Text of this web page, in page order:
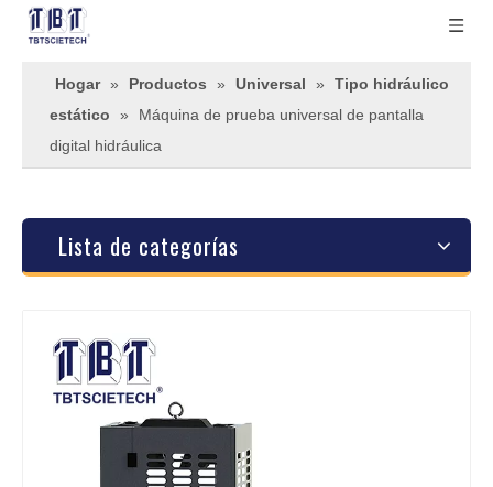
Hogar » Productos » Universal »
Tipo hidráulico
estático
»
Máquina de prueba universal de pantalla
digital hidráulica
Lista de categorías